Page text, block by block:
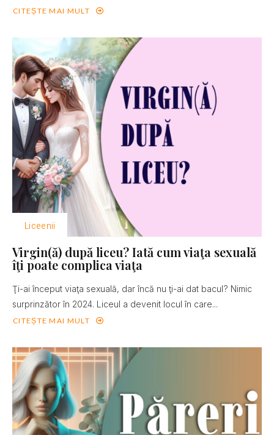
CITEȘTE MAI MULT
Liceenii
Virgin(ă) după liceu? Iată cum viaţa sexuală
îţi poate complica viaţa
Ţi-ai început viaţa sexuală, dar încă nu ţi-ai dat bacul? Nimic
surprinzător în 2024. Liceul a devenit locul în care...
CITEȘTE MAI MULT